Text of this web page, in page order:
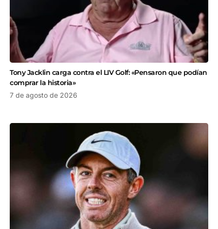
Tony Jacklin carga contra el LIV Golf: «Pensaron que podían
comprar la historia»
7 de agosto de 2026